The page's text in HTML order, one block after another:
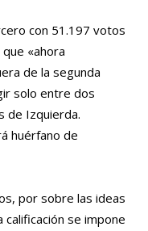
con 51.197 votos
«ahora
de la segunda
solo entre dos
de Izquierda.
huérfano de
por sobre las ideas
se impone